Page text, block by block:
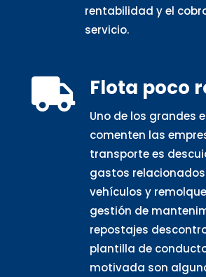
rentabilidad y el
servicio.
 Flota poco
Uno de los grandes
comenten las
transporte es
gastos
vehículos y
gestión de
repostajes
plantilla de
motivada son